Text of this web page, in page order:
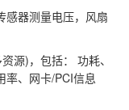
感器测量电压，风扇
源)，包括： 功耗、
率、网卡/PCI信息